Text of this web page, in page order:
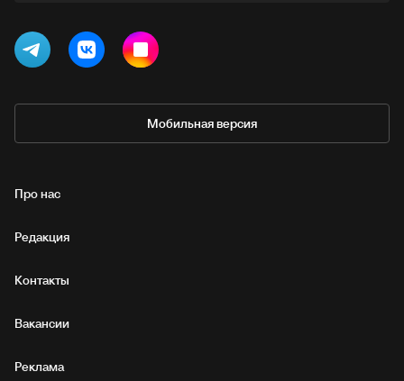
Мобильная версия
Про нас
Редакция
Контакты
Вакансии
Реклама